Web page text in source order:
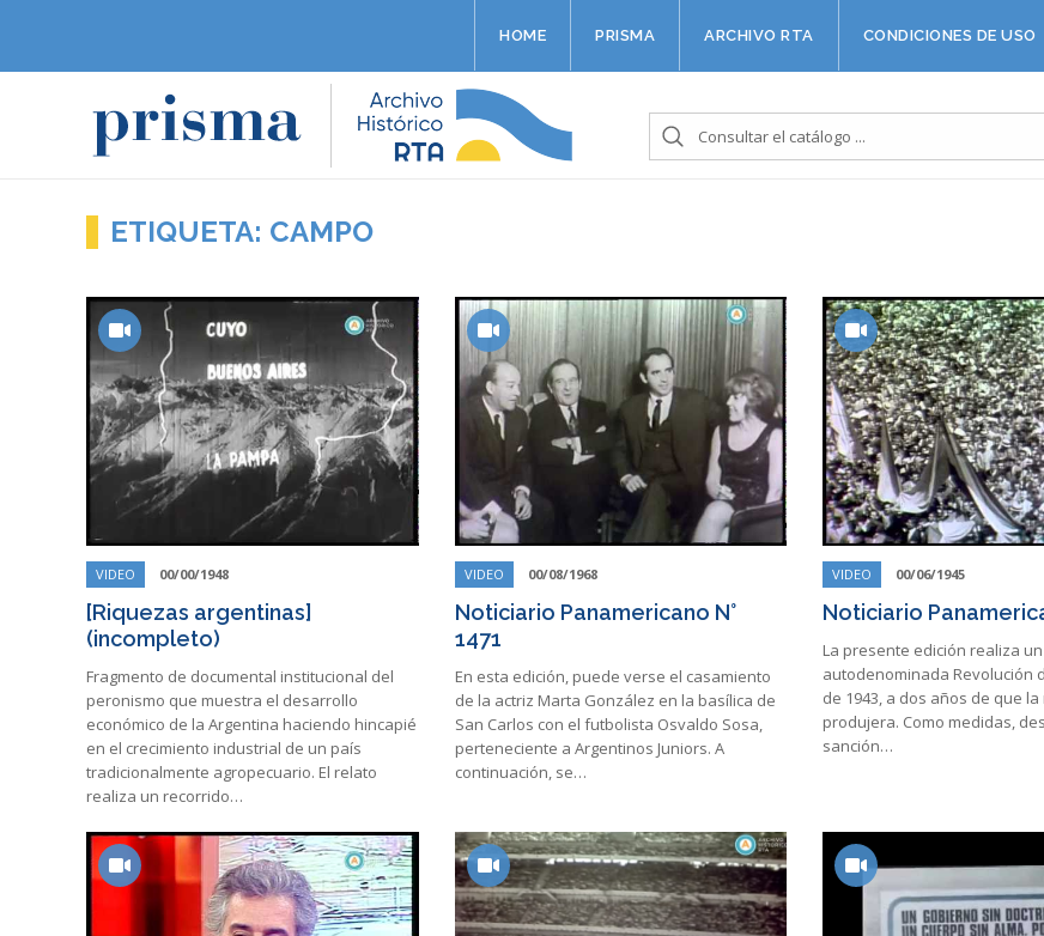
HOME PRISMA ARCHIVO RTA CONDICIONES DE USO
ETIQUETA: CAMPO
VIDEO 00/00/1948
[Riquezas argentinas]
(incompleto)
Fragmento de documental institucional del
peronismo que muestra el desarrollo
económico de la Argentina haciendo hincapié
en el crecimiento industrial de un país
tradicionalmente agropecuario. El relato
realiza un recorrido…
VIDEO 00/08/1968
Noticiario Panamericano N°
1471
En esta edición, puede verse el casamiento
de la actriz Marta González en la basílica de
San Carlos con el futbolista Osvaldo Sosa,
perteneciente a Argentinos Juniors. A
continuación, se…
VIDEO 00/06/1945
Noticiario
La presente edición realiza
autodenominada Revolución
de 1943, a dos años de que la
produjera. Como medidas,
sanción…